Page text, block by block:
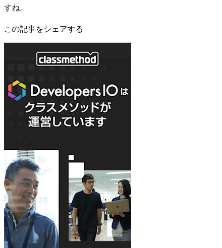
すね。
この記事をシェアする